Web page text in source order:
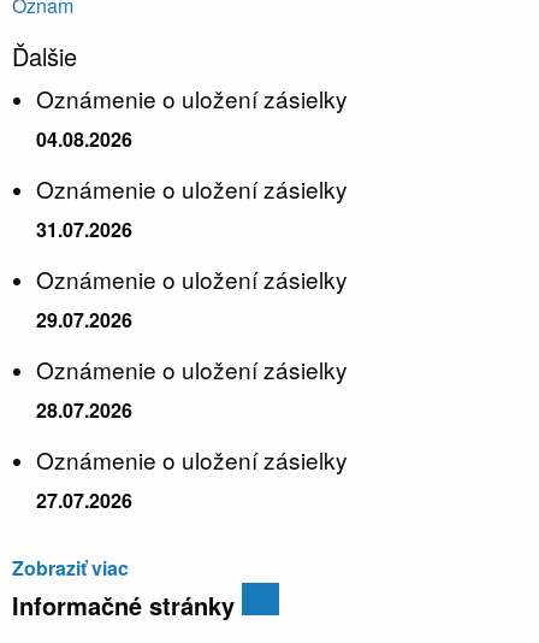
Oznam
Ďalšie
Oznámenie o uložení zásielky
04.08.2026
Oznámenie o uložení zásielky
31.07.2026
Oznámenie o uložení zásielky
29.07.2026
Oznámenie o uložení zásielky
28.07.2026
Oznámenie o uložení zásielky
27.07.2026
Zobraziť viac
Informačné stránky